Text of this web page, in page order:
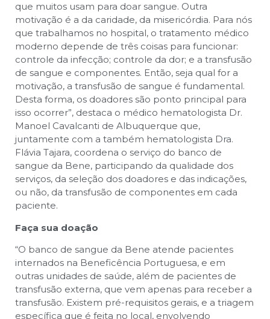
que muitos usam para doar sangue. Outra
motivação é a da caridade, da misericórdia. Para nós
que trabalhamos no hospital, o tratamento médico
moderno depende de três coisas para funcionar:
controle da infecção; controle da dor; e a transfusão
de sangue e componentes. Então, seja qual for a
motivação, a transfusão de sangue é fundamental.
Desta forma, os doadores são ponto principal para
isso ocorrer”, destaca o médico hematologista Dr.
Manoel Cavalcanti de Albuquerque que,
juntamente com a também hematologista Dra.
Flávia Tajara, coordena o serviço do banco de
sangue da Bene, participando da qualidade dos
serviços, da seleção dos doadores e das indicações,
ou não, da transfusão de componentes em cada
paciente.
Faça sua doação
“O banco de sangue da Bene atende pacientes
internados na Beneficência Portuguesa, e em
outras unidades de saúde, além de pacientes de
transfusão externa, que vem apenas para receber a
transfusão. Existem pré-requisitos gerais, e a triagem
específica que é feita no local, envolvendo